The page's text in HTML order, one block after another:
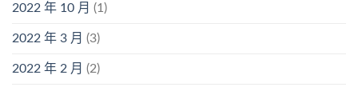
2022 年 10 月 (1)
2022 年 3 月 (3)
2022 年 2 月 (2)